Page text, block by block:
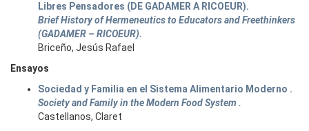
Libres Pensadores (DE GADAMER A RICOEUR).
Brief History of Hermeneutics to Educators and Freethinkers
(GADAMER – RICOEUR).
Briceño, Jesús Rafael
Ensayos
Sociedad y Familia en el Sistema Alimentario Moderno .
Society and Family in the Modern Food System .
Castellanos, Claret